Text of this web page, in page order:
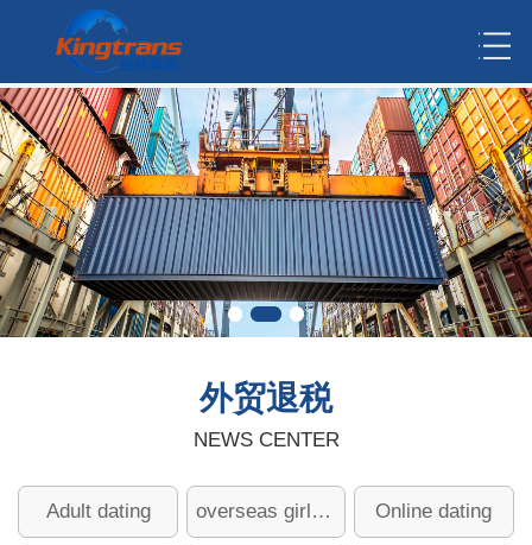
外贸退税
NEWS CENTER
Adult dating overseas girlfriend Online dating